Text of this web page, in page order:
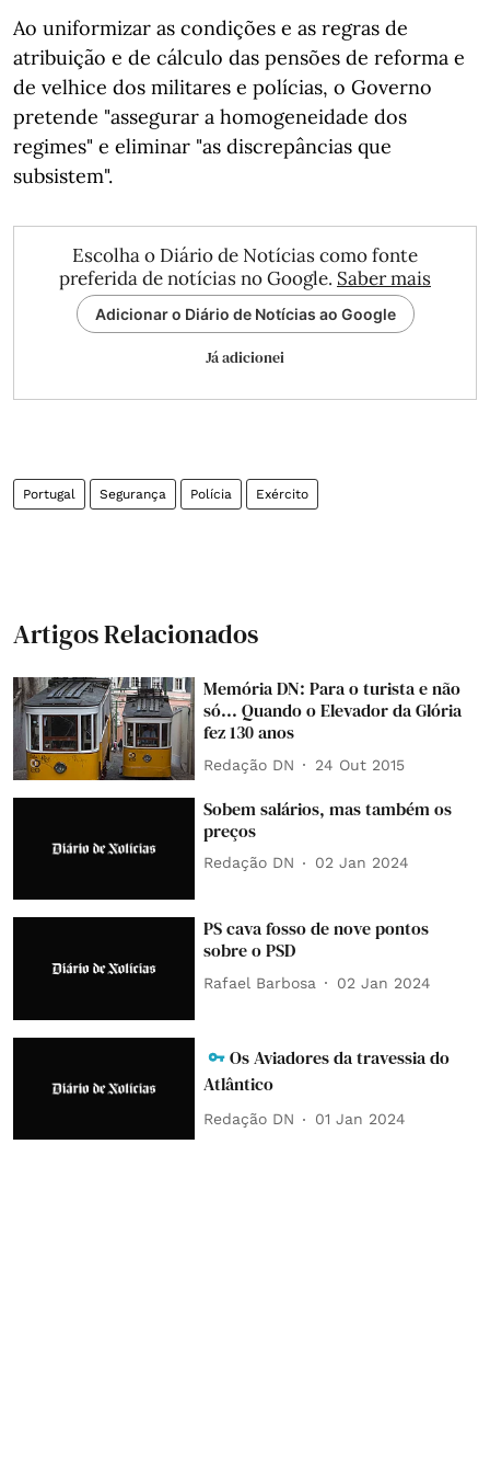
Ao uniformizar as condições e as regras de
atribuição e de cálculo das pensões de reforma e
de velhice dos militares e polícias, o Governo
pretende "assegurar a homogeneidade dos
regimes" e eliminar "as discrepâncias que
subsistem".
Escolha o Diário de Notícias como fonte
preferida de notícias no Google. Saber mais
Adicionar o Diário de Notícias ao Google
Já adicionei
Portugal Segurança Polícia Exército
Artigos Relacionados
Memória DN: Para o turista e não
só... Quando o Elevador da Glória
fez 130 anos
Redação DN 24 Out 2015
Sobem salários, mas também os
preços
Redação DN 02 Jan 2024
PS cava fosso de nove pontos
sobre o PSD
Rafael Barbosa 02 Jan 2024
Os Aviadores da travessia do
Atlântico
Redação DN 01 Jan 2024